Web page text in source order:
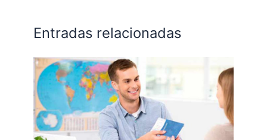
Entradas relacionadas